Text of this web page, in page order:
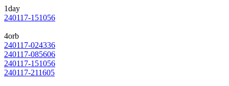
1day
240117-151056
4orb
240117-024336
240117-085606
240117-151056
240117-211605